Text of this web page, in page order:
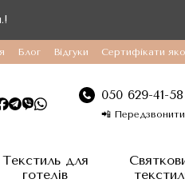
Блог Відгуки Сертифікати
050 629-41-58
📲
Текстиль для
готелів